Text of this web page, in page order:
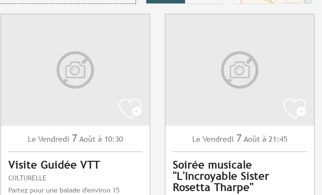
Le Vendredi 7 Août à 10:30
Visite Guidée VTT
CULTURELLE
Partez pour une balade d'environ 15
Le Vendredi 7 Août à 21:45
Soirée musicale
"L'Incroyable Sister
Rosetta Tharpe"